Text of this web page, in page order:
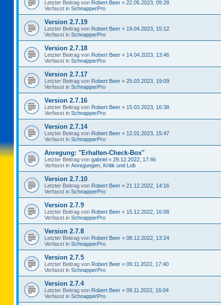
Letzter Beitrag von Robert Beer « 22.05.2023, 09:28
Verfasst in SchnapperPro
Version 2.7.19
Letzter Beitrag von Robert Beer « 19.04.2023, 15:12
Verfasst in SchnapperPro
Version 2.7.18
Letzter Beitrag von Robert Beer « 14.04.2023, 13:46
Verfasst in SchnapperPro
Version 2.7.17
Letzter Beitrag von Robert Beer « 25.03.2023, 19:09
Verfasst in SchnapperPro
Version 2.7.16
Letzter Beitrag von Robert Beer « 15.03.2023, 16:38
Verfasst in SchnapperPro
Version 2.7.14
Letzter Beitrag von Robert Beer « 12.01.2023, 15:47
Verfasst in SchnapperPro
Anregung: "Erhalten-Check-Box"
Letzter Beitrag von gabriel « 29.12.2022, 17:46
Verfasst in Anregungen, Kritik und Lob
Version 2.7.10
Letzter Beitrag von Robert Beer « 21.12.2022, 14:16
Verfasst in SchnapperPro
Version 2.7.9
Letzter Beitrag von Robert Beer « 15.12.2022, 16:08
Verfasst in SchnapperPro
Version 2.7.8
Letzter Beitrag von Robert Beer « 08.12.2022, 13:24
Verfasst in SchnapperPro
Version 2.7.5
Letzter Beitrag von Robert Beer « 09.11.2022, 17:40
Verfasst in SchnapperPro
Version 2.7.4
Letzter Beitrag von Robert Beer « 09.11.2022, 16:04
Verfasst in SchnapperPro